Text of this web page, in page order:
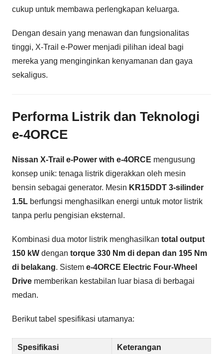
cukup untuk membawa perlengkapan keluarga.
Dengan desain yang menawan dan fungsionalitas
tinggi, X-Trail e-Power menjadi pilihan ideal bagi
mereka yang menginginkan kenyamanan dan gaya
sekaligus.
Performa Listrik dan Teknologi
e-4ORCE
Nissan X-Trail e-Power with e-4ORCE mengusung
konsep unik: tenaga listrik digerakkan oleh mesin
bensin sebagai generator. Mesin KR15DDT 3-silinder
1.5L berfungsi menghasilkan energi untuk motor listrik
tanpa perlu pengisian eksternal.
Kombinasi dua motor listrik menghasilkan total output
150 kW dengan torque 330 Nm di depan dan 195 Nm
di belakang. Sistem e-4ORCE Electric Four-Wheel
Drive memberikan kestabilan luar biasa di berbagai
medan.
Berikut tabel spesifikasi utamanya:
Spesifikasi Keterangan